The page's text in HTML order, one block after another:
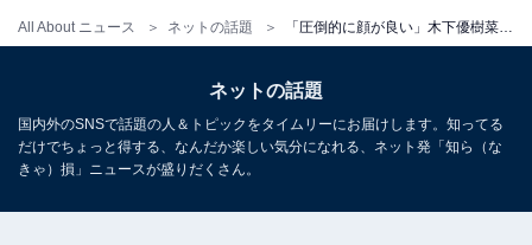
All About ニュース ネットの話題
ネットの話題
国内外のSNSで話題の人＆トピックをタイムリーにお届けします。知ってる
だけでちょっと得する、なんだか楽しい気分になれる、ネット発「知ら（な
きゃ）損」ニュースが盛りだくさん。